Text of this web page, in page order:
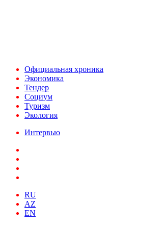
Официальная хроника
Экономика
Тендер
Социум
Туризм
Экология
Интервью
RU
AZ
EN